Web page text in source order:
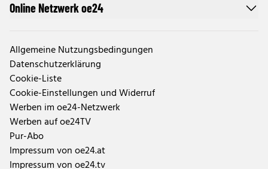
Online Netzwerk oe24
Allgemeine Nutzungsbedingungen
Datenschutzerklärung
Cookie-Liste
Cookie-Einstellungen und Widerruf
Werben im oe24-Netzwerk
Werben auf oe24TV
Pur-Abo
Impressum von oe24.at
Impressum von oe24.tv